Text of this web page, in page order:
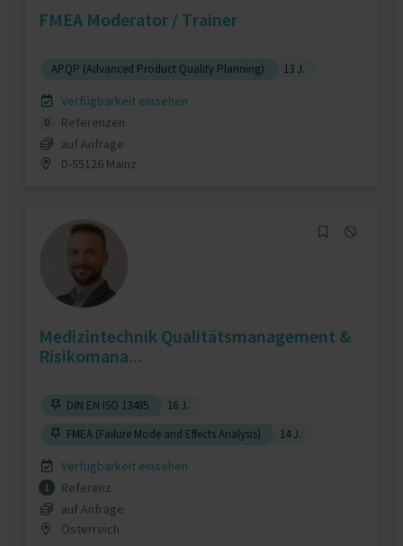
FMEA Moderator / Trainer
APQP (Advanced Product Quality Planning) 13 J.
Verfügbarkeit einsehen
0
Referenzen
auf Anfrage
D-55126 Mainz
Medizintechnik Qualitätsmanagement &
Risikomana...
DIN EN ISO 13485
16 J.
FMEA (Failure Mode and Effects Analysis)
14 J.
Verfügbarkeit einsehen
1
Referenz
auf Anfrage
Österreich